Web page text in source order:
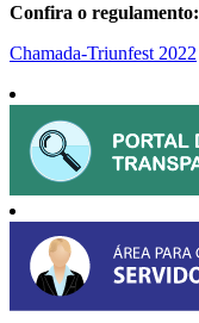
Confira o regulamento:
Chamada-Triunfest 2022